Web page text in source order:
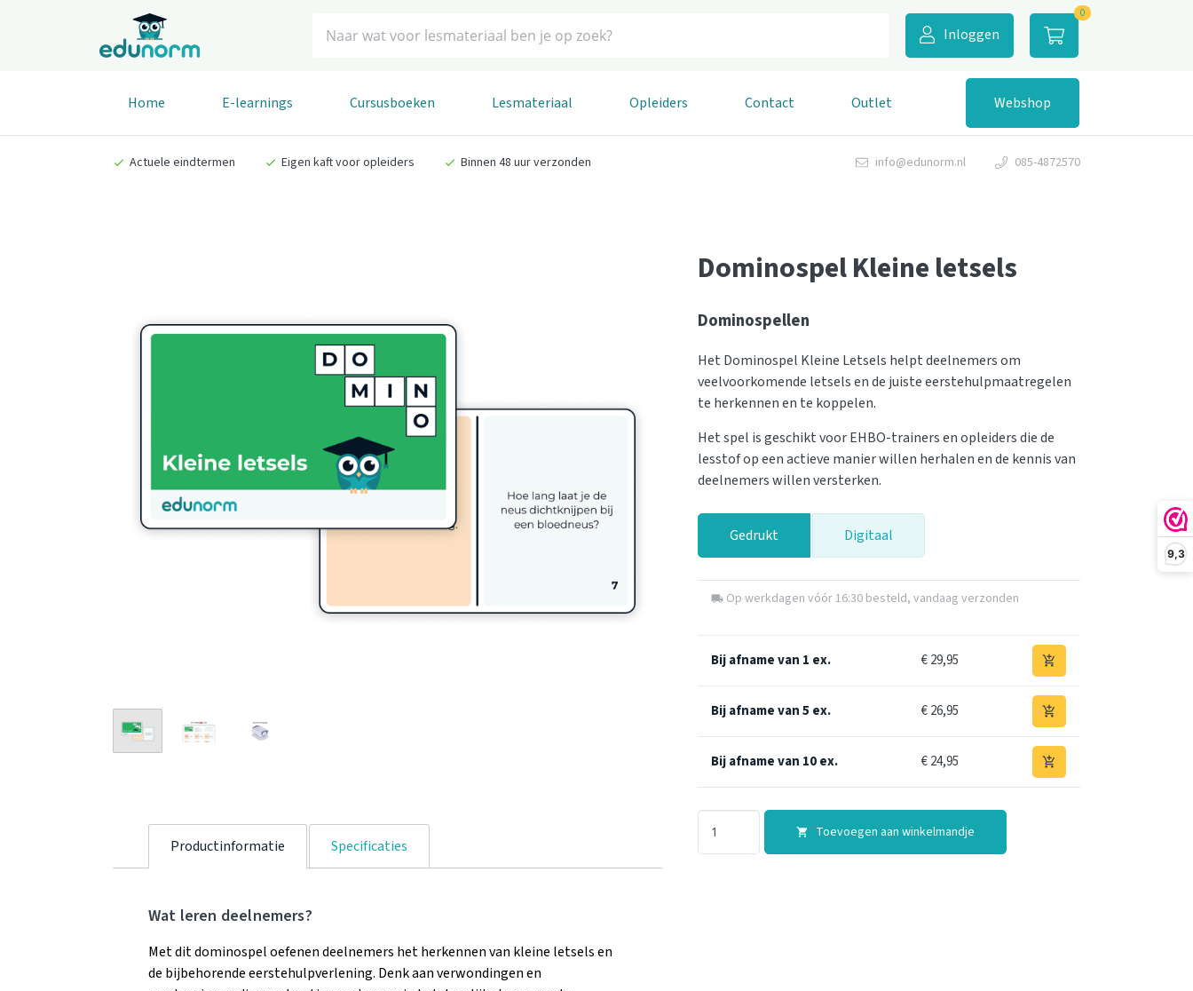
9,3
Inloggen
0
Home E-learnings Cursusboeken Lesmateriaal Opleiders Contact Outlet Webshop
Actuele eindtermen Eigen kaft voor opleiders Binnen 48 uur verzonden info@edunorm.nl 085-4872570
Productinformatie Specificaties
Wat leren deelnemers?
Met dit dominospel oefenen deelnemers het herkennen van kleine letsels en
de bijbehorende eerstehulpverlening. Denk aan verwondingen en
Dominospel Kleine letsels
Dominospellen
Het Dominospel Kleine Letsels helpt deelnemers om
veelvoorkomende letsels en de juiste eerstehulpmaatregelen
te herkennen en te koppelen.
Het spel is geschikt voor EHBO-trainers en opleiders die de
lesstof op een actieve manier willen herhalen en de kennis van
deelnemers willen versterken.
Gedrukt Digitaal
local_shipping Op werkdagen vóór 16:30 besteld, vandaag verzonden
Bij afname van 1 ex. € 29,95 add_shopping_cart
Bij afname van 5 ex. € 26,95 add_shopping_cart
Bij afname van 10 ex. € 24,95 add_shopping_cart
shopping_cart Toevoegen aan winkelmandje